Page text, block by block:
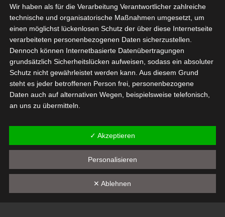
Weiterlesen
Wir haben als für die Verarbeitung Verantwortlicher zahlreiche
technische und organisatorische Maßnahmen umgesetzt, um
einen möglichst lückenlosen Schutz der über diese Internetseite
verarbeiteten personenbezogenen Daten sicherzustellen.
Dennoch können Internetbasierte Datenübertragungen
grundsätzlich Sicherheitslücken aufweisen, sodass ein absoluter
Schutz nicht gewährleistet werden kann. Aus diesem Grund
steht es jeder betroffenen Person frei, personenbezogene
Daten auch auf alternativen Wegen, beispielsweise telefonisch,
an uns zu übermitteln.
Begriffsbestimmungen
Die Datenschutzerklärung beruht auf den Begrifflichkeiten, die
durch den Europäischen Richtlinien- und Verordnungsgeber
beim Erlass der Datenschutz-Grundverordnung (DS-GVO)
verwendet wurden. Unsere Datenschutzerklärung soll sowohl für
die Öffentlichkeit als auch für unsere Kunden und
✓ Akzeptieren
Personalisieren
✕ Ablehnen